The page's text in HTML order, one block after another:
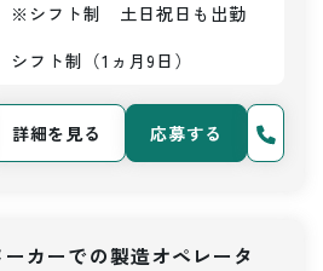
※シフト制　土日祝日も出勤
シフト制（1ヵ月9日）
詳細を見る 応募する
カーでの製造オペレータ